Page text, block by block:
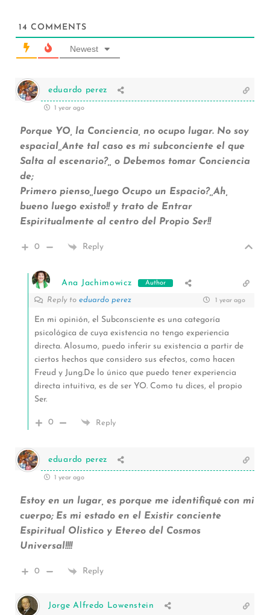
14 COMMENTS
Newest
eduardo perez
1 year ago
Porque YO, la Conciencia, no ocupo lugar. No soy
espacial,,Ante tal caso es mi subconciente el que
Salta al escenario?,, o Debemos tomar Conciencia
de;
Primero pienso,,luego Ocupo un Espacio?,,Ah,
bueno luego existo!! y trato de Entrar
Espiritualmente al centro del Propio Ser!!
0 Reply
Ana Jachimowicz Author
Reply to eduardo perez 1 year ago
En mi opinión, el Subconsciente es una categoría
psicológica de cuya existencia no tengo experiencia
directa. Alosumo, puedo inferir su existencia a partir de
ciertos hechos que considero sus efectos, como hacen
Freud y Jung.De lo único que puedo tener experiencia
directa intuitiva, es de ser YO. Como tu dices, el propio
Ser.
0 Reply
eduardo perez
1 year ago
Estoy en un lugar, es porque me identifiqué con mi
cuerpo; Es mi estado en el Existir conciente
Espiritual Olistico y Etereo del Cosmos
Universal!!!!
0 Reply
Jorge Alfredo Lowenstein